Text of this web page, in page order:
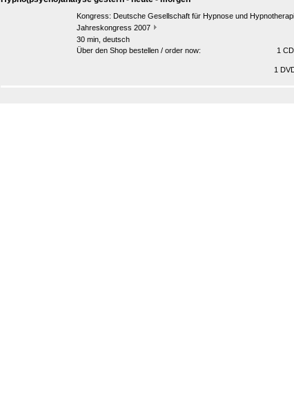
Kongress: Deutsche Gesellschaft für Hypnose und
Jahreskongress 2007
30 min, deutsch
Über den Shop bestellen / order now:
1
1